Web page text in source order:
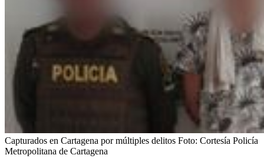
Capturados en Cartagena por múltiples delitos Foto: Cortesía Policía
Metropolitana de Cartagena